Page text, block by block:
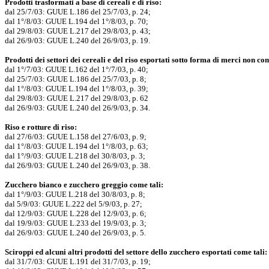
Prodotti trasformati a base di cereali e di riso:
dal 25/7/03: GUUE L.186 del 25/7/03, p. 24;
dal 1°/8/03: GUUE L.194 del 1°/8/03, p. 70;
dal 29/8/03: GUUE L.217 del 29/8/03, p. 43;
dal 26/9/03: GUUE L.240 del 26/9/03, p. 19.
Prodotti dei settori dei cereali e del riso esportati sotto forma di merci non
dal 1°/7/03: GUUE L.162 del 1°/7/03, p. 40;
dal 25/7/03: GUUE L.186 del 25/7/03, p. 8;
dal 1°/8/03: GUUE L.194 del 1°/8/03, p. 39;
dal 29/8/03: GUUE L.217 del 29/8/03, p. 62
dal 26/9/03: GUUE L.240 del 26/9/03, p. 34.
Riso e rotture di riso:
dal 27/6/03: GUUE L.158 del 27/6/03, p. 9;
dal 1°/8/03: GUUE L.194 del 1°/8/03, p. 63;
dal 1°/9/03: GUUE L.218 del 30/8/03, p. 3;
dal 26/9/03: GUUE L.240 del 26/9/03, p. 38.
Zucchero bianco e zucchero greggio come tali:
dal 1°/9/03: GUUE L.218 del 30/8/03, p. 8;
dal 5/9/03: GUUE L.222 del 5/9/03, p. 27;
dal 12/9/03: GUUE L.228 del 12/9/03, p. 6;
dal 19/9/03: GUUE L.233 del 19/9/03, p. 3;
dal 26/9/03: GUUE L.240 del 26/9/03, p. 5.
Sciroppi ed alcuni altri prodotti del settore dello zucchero esportati come tali:
dal 31/7/03: GUUE L.191 del 31/7/03, p. 19;